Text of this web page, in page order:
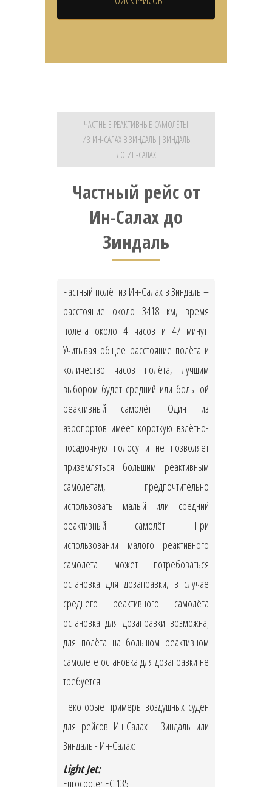
ЧАСТНЫЕ РЕАКТИВНЫЕ САМОЛЁТЫ
ИЗ ИН-САЛАХ В ЗИНДАЛЬ | ЗИНДАЛЬ
ДО ИН-САЛАХ
Частный рейс от
Ин-Салах до
Зиндаль
Частный полёт из Ин-Салах в Зиндаль –
расстояние около 3418 км, время
полёта около 4 часов и 47 минут.
Учитывая общее расстояние полёта и
количество часов полёта, лучшим
выбором будет средний или большой
реактивный самолёт. Один из
аэропортов имеет короткую взлётно-
посадочную полосу и не позволяет
приземляться большим реактивным
самолётам, предпочтительно
использовать малый или средний
реактивный самолёт. При
использовании малого реактивного
самолёта может потребоваться
остановка для дозаправки, в случае
среднего реактивного самолёта
остановка для дозаправки возможна;
для полёта на большом реактивном
самолёте остановка для дозаправки не
требуется.
Некоторые примеры воздушных суден
для рейсов Ин-Салах - Зиндаль или
Зиндаль - Ин-Салах:
Light Jet:
Eurocopter EC 135